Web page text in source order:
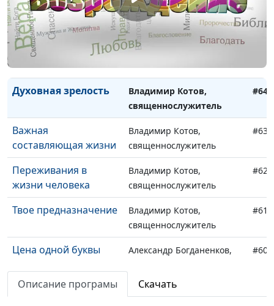
Возрождение и
Святой Дух
Владимир Котов,
священнослужитель
#66
Формула успеха
Владимир Котов,
священнослужитель
Духовная зрелость
Владимир Котов,
священнослужитель
#64
Важная
составляющая жизни
Владимир Котов,
священнослужитель
#63
Переживания в
жизни человека
Владимир Котов,
священнослужитель
#62
Твое предназначение
Владимир Котов,
священнослужитель
#61
Цена одной буквы
Александр Богданенков,
автор книги "Библейская
истина в лабиринтах
#60
Описание програмы Скачать